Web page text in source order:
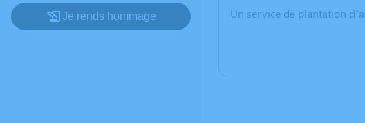
Je rends hommage Un service de plantation